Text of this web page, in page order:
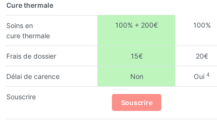
Cure thermale
Soins en
cure thermale
100% + 200€ 100%
Frais de dossier 15€ 20€
Délai de carence Non Oui 4
Souscrire
Souscrire